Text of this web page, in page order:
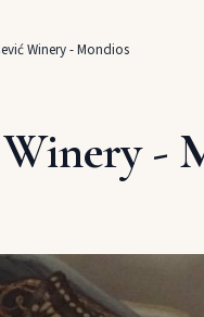
Winery - Mondios
-